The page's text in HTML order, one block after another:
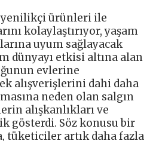
yenilikçi ürünleri ile
kolaylaştırıyor, yaşam
uyum sağlayacak
dünyayı etkisi altına alan
evlerine
alışverişlerini dahi daha
neden olan salgın
alışkanlıkları ve
gösterdi. Söz konusu bir
tüketiciler artık daha fazla